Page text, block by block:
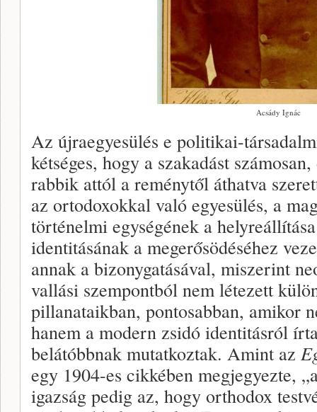
Acsády Ignác
Az újraegyesülés e politikai-
kétséges, hogy a szakadást
rabbik attól a reménytől áthatva
az ortodoxokkal való egyesülés, a
történelmi egységének a
identitásának a megerősödéséhez
annak a bizonygatásával, miszerint
vallási szempontból nem létezett
pillanataikban, pontosabban, amikor
hanem a modern zsidó identitásról
belátóbbnak mutatkoztak. Amint az
egy 1904-es cikkében megjegyezte,
igazság pedig az, hogy orthodox